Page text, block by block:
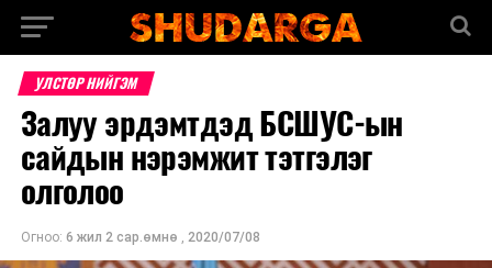
УЛСТӨР НИЙГЭМ
Залуу эрдэмтдэд БСШУС-ын
сайдын нэрэмжит тэтгэлэг
олголоо
Огноо: 6 жил 2 сар.өмнө , 2020/07/08